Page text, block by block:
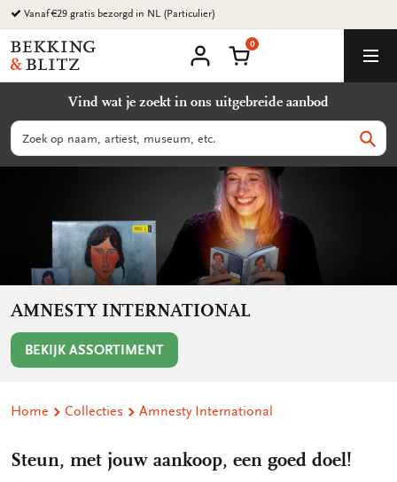
Ga
naar
content
Vanaf €29 gratis bezorgd in NL (Particulier)
Bekking
&
B.V.
account
Winkelmand
0
Vind wat je zoekt in ons uitgebreide aanbod
Zoeken
AMNESTY INTERNATIONAL
BEKIJK ASSORTIMENT
Home Collecties Amnesty International
Steun, met jouw aankoop, een goed doel!